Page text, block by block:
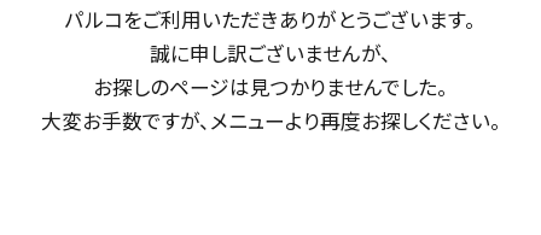
パルコをご利用いただきありがとうございます。
誠に申し訳ございませんが、
お探しのページは見つかりませんでした。
大変お手数ですが、メニューより再度お探しください。